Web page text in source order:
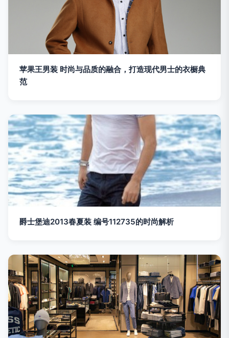
苹果王男装 时尚与品质的融合，打造现代男士的衣橱典
范
爵士堡迪2013春夏装 编号112735的时尚解析